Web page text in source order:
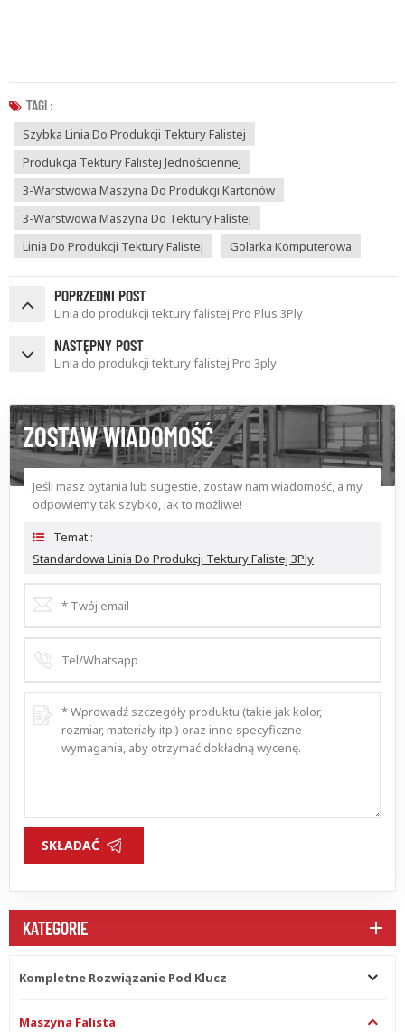
TAGI :
Szybka Linia Do Produkcji Tektury Falistej
Produkcja Tektury Falistej Jednościennej
3-Warstwowa Maszyna Do Produkcji Kartonów
3-Warstwowa Maszyna Do Tektury Falistej
Linia Do Produkcji Tektury Falistej
Golarka Komputerowa
POPRZEDNI POST
Linia do produkcji tektury falistej Pro Plus 3Ply
NASTĘPNY POST
Linia do produkcji tektury falistej Pro 3ply
ZOSTAW WIADOMOŚĆ
Jeśli masz pytania lub sugestie, zostaw nam wiadomość, a my
odpowiemy tak szybko, jak to możliwe!
Temat :
Standardowa Linia Do Produkcji Tektury Falistej 3Ply
SKŁADAĆ
KATEGORIE
Kompletne Rozwiązanie Pod Klucz
Maszyna Falista